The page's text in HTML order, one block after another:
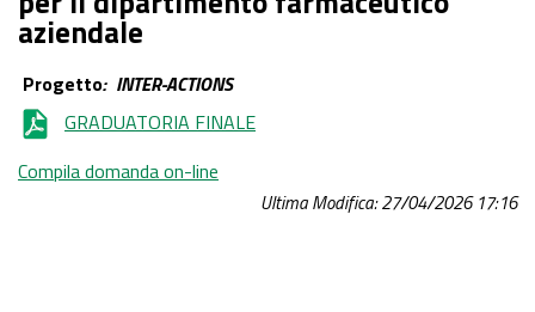
aziendale
Progetto: INTER-ACTIONS
GRADUATORIA FINALE
Compila domanda on-line
Ultima Modifica: 27/04/2026 17:16